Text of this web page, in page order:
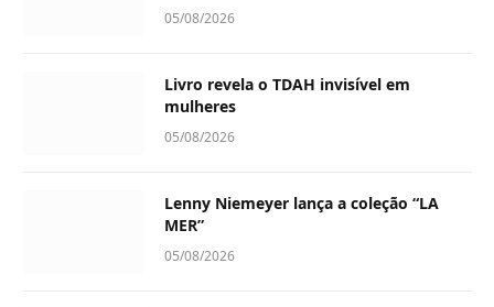
05/08/2026
Livro revela o TDAH invisível em
mulheres
05/08/2026
Lenny Niemeyer lança a coleção “LA
MER”
05/08/2026